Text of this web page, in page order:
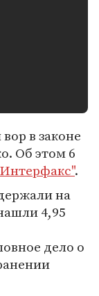
в законе
Об этом 6
.
на
4,95
дело о